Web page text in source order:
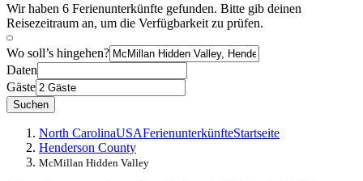
Wir haben 6 Ferienunterkünfte gefunden. Bitte gib deinen
Reisezeitraum an, um die Verfügbarkeit zu prüfen.
Wo soll’s hingehen?
Daten
Gäste
Suchen
North CarolinaUSAFerienunterkünfteStartseite
Henderson County
McMillan Hidden Valley